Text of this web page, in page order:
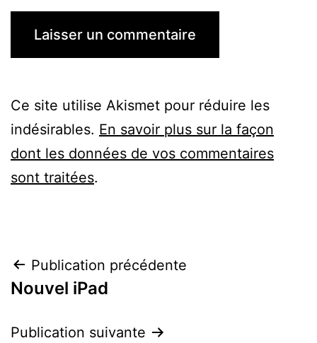
Ce site utilise Akismet pour réduire les
indésirables. En savoir plus sur la façon
dont les données de vos commentaires
sont traitées.
Navigation
de
l’article
Publication précédente
Nouvel iPad
Publication suivante